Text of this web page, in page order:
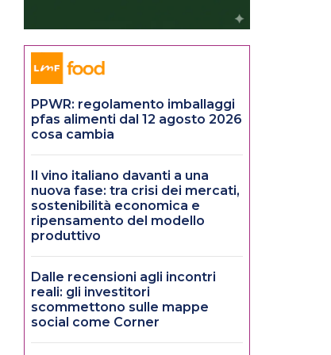
PPWR: regolamento imballaggi
pfas alimenti dal 12 agosto 2026
cosa cambia
Il vino italiano davanti a una
nuova fase: tra crisi dei mercati,
sostenibilità economica e
ripensamento del modello
produttivo
Dalle recensioni agli incontri
reali: gli investitori
scommettono sulle mappe
social come Corner